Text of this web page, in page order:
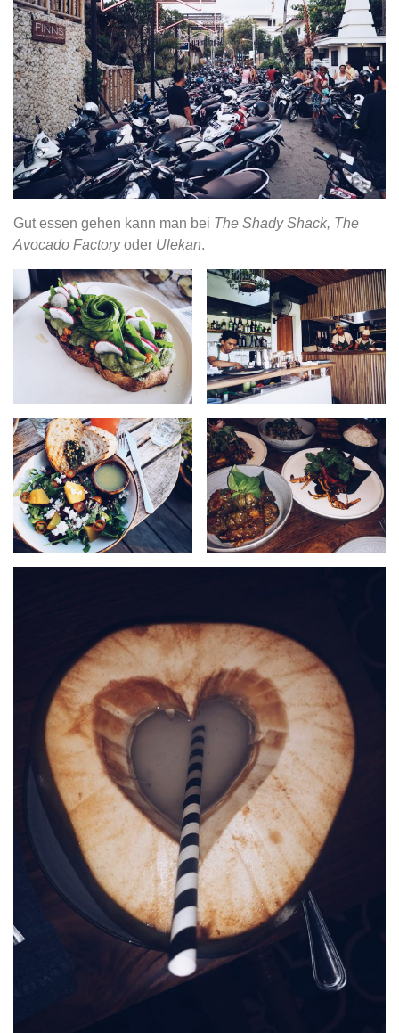
Gut essen gehen kann man bei The Shady Shack, The
Avocado Factoryoder Ulekan.